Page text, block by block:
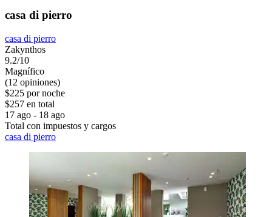
casa di pierro
casa di pierro
Zakynthos
9.2/10
Magnífico
(12 opiniones)
$225 por noche
$257 en total
17 ago - 18 ago
Total con impuestos y cargos
casa di pierro